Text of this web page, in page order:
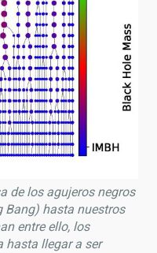
de los agujeros negros
Bang) hasta nuestros
entre ello, los
hasta llegar a ser